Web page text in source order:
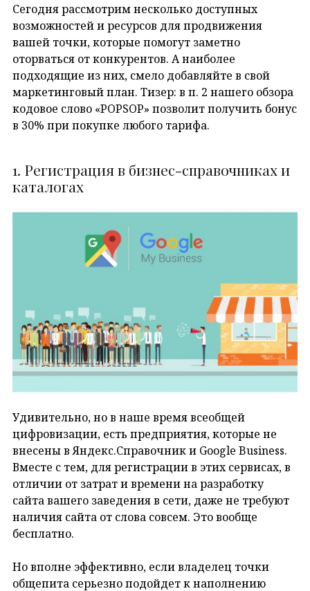
Сегодня рассмотрим несколько доступных
возможностей и ресурсов для продвижения
вашей точки, которые помогут заметно
оторваться от конкурентов. А наиболее
подходящие из них, смело добавляйте в свой
маркетинговый план. Тизер: в п. 2 нашего обзора
кодовое слово «POPSOP» позволит получить бонус
в 30% при покупке любого тарифа.
1. Регистрация в бизнес-справочниках и
каталогах
Удивительно, но в наше время всеобщей
цифровизации, есть предприятия, которые не
внесены в Яндекс.Справочник и Google Business.
Вместе с тем, для регистрации в этих сервисах, в
отличии от затрат и времени на разработку
сайта вашего заведения в сети, даже не требуют
наличия сайта от слова совсем. Это вообще
бесплатно.
Но вполне эффективно, если владелец точки
общепита серьезно подойдет к наполнению